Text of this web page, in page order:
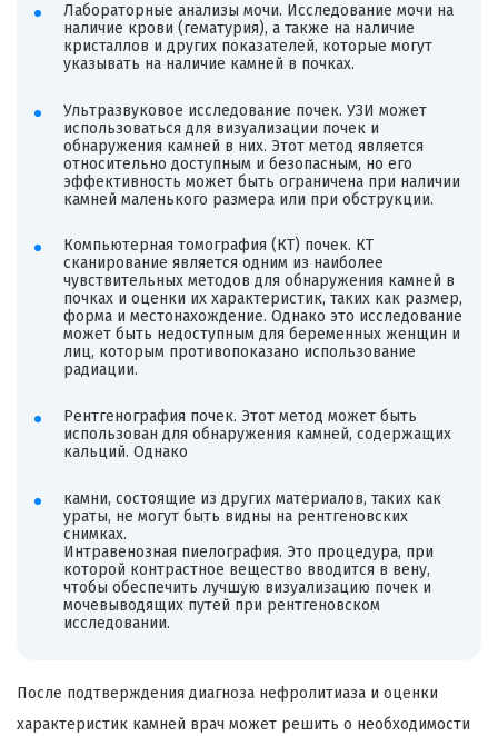
Лабораторные анализы мочи. Исследование мочи на
наличие крови (гематурия), а также на наличие
кристаллов и других показателей, которые могут
указывать на наличие камней в почках.
Ультразвуковое исследование почек. УЗИ может
использоваться для визуализации почек и
обнаружения камней в них. Этот метод является
относительно доступным и безопасным, но его
эффективность может быть ограничена при наличии
камней маленького размера или при обструкции.
Компьютерная томография (КТ) почек. КТ
сканирование является одним из наиболее
чувствительных методов для обнаружения камней в
почках и оценки их характеристик, таких как размер,
форма и местонахождение. Однако это исследование
может быть недоступным для беременных женщин и
лиц, которым противопоказано использование
радиации.
Рентгенография почек. Этот метод может быть
использован для обнаружения камней, содержащих
кальций. Однако
камни, состоящие из других материалов, таких как
ураты, не могут быть видны на рентгеновских
снимках.
Интравенозная пиелография. Это процедура, при
которой контрастное вещество вводится в вену,
чтобы обеспечить лучшую визуализацию почек и
мочевыводящих путей при рентгеновском
исследовании.
После подтверждения диагноза нефролитиаза и оценки
характеристик камней врач может решить о необходимости